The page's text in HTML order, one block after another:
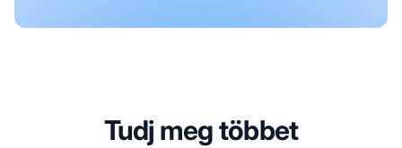
Tudj meg többet